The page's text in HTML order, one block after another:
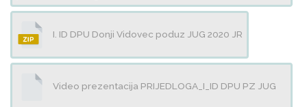
I. ID DPU Donji Vidovec poduz JUG 2020 JR
Video prezentacija PRIJEDLOGA_I_ID DPU PZ JUG